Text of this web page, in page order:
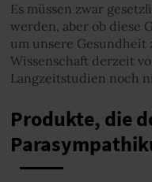
Es müssen zwar
werden, aber ob diese
um unsere Gesundheit
Wissenschaft derzeit
Langzeitstudien noch
Produkte, die